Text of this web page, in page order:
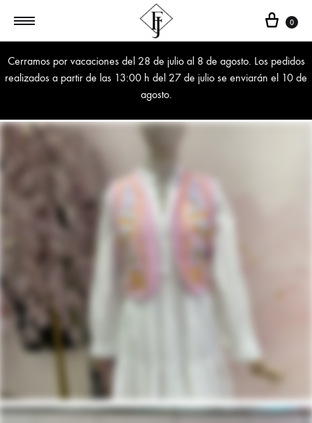
Cerramos por vacaciones del 28 de julio al 8 de agosto. Los pedidos
realizados a partir de las 13:00 h del 27 de julio se enviarán el 10 de
agosto.
Cesta
0